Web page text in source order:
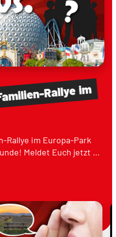
Rallyeim
Rallye im Europa-Park
Meldet Euch jetzt …